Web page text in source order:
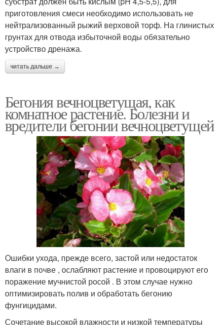
приготовления смеси необходимо использовать не
нейтрализованный рыжий верховой торф. На глинистых
грунтах для отвода избыточной воды обязательно
устройство дренажа.
читать дальше →
Бегония вечноцветущая, как
комнатное растение. Болезни и
вредители бегонии вечноцветущей
Ошибки ухода, прежде всего, застой или недостаток
влаги в почве , ослабляют растение и провоцируют его
поражение мучнистой росой . В этом случае нужно
оптимизировать полив и обработать бегонию
фунгицидами.
Сочетание высокой влажности и низкой температуры